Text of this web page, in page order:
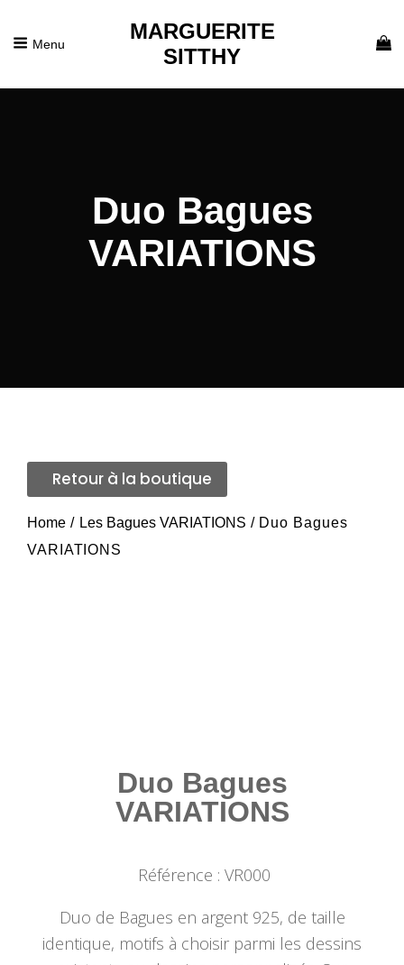
Menu
MARGUERITE
SITTHY
Duo Bagues
VARIATIONS
Retour à la boutique
Home / Les Bagues VARIATIONS / Duo Bagues
VARIATIONS
Duo Bagues
VARIATIONS
Référence : VR000
Duo de Bagues en argent 925, de taille
identique, motifs à choisir parmi les dessins